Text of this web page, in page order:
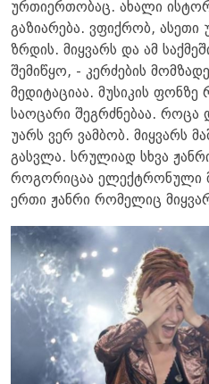
ურთიერთობაც. ახალი
გაზიარება. ვფიქრობ, ასეთი
ზრდის. მიყვარს და ამ
შემიწყო, - კერძების
მედიტაციაა. მუსიკის ფონზე
საოცარი შეგრძნებაა. როცა
უარს ვერ ვამბობ. მიყვარს
გასვლა. სრულიად სხვა
როგორიცაა ელექტრონული
ერთი ჟანრი რომელიც